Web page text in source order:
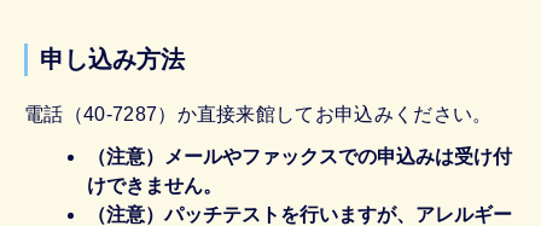
申し込み方法
電話（40-7287）か直接来館してお申込みください。
（注意）メールやファックスでの申込みは受け付
けできません。
（注意）パッチテストを行いますが、アレルギー